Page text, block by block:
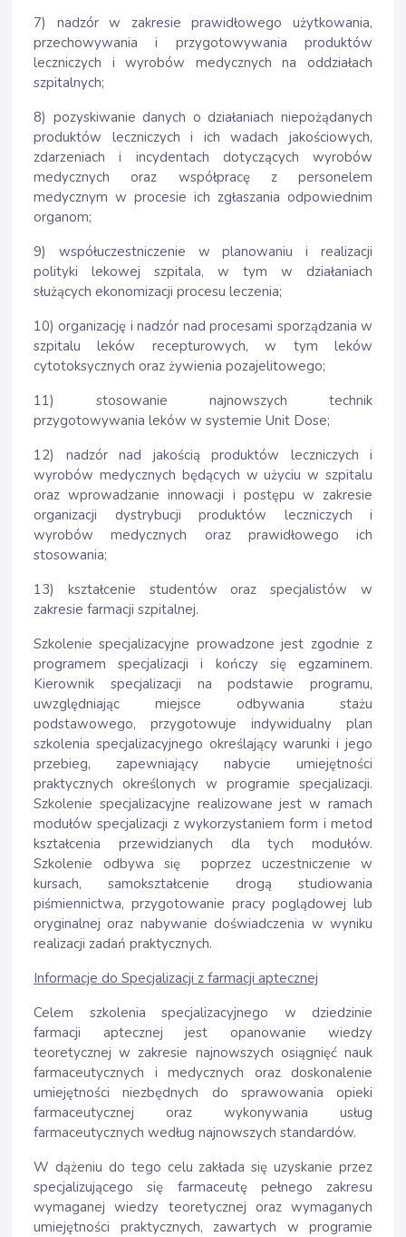
7) nadzór w zakresie prawidłowego użytkowania,
przechowywania i przygotowywania produktów
leczniczych i wyrobów medycznych na oddziałach
szpitalnych;
8) pozyskiwanie danych o działaniach niepożądanych
produktów leczniczych i ich wadach jakościowych,
zdarzeniach i incydentach dotyczących wyrobów
medycznych oraz współpracę z personelem
medycznym w procesie ich zgłaszania odpowiednim
organom;
9) współuczestniczenie w planowaniu i realizacji
polityki lekowej szpitala, w tym w działaniach
służących ekonomizacji procesu leczenia;
10) organizację i nadzór nad procesami sporządzania w
szpitalu leków recepturowych, w tym leków
cytotoksycznych oraz żywienia pozajelitowego;
11) stosowanie najnowszych technik
przygotowywania leków w systemie Unit Dose;
12) nadzór nad jakością produktów leczniczych i
wyrobów medycznych będących w użyciu w szpitalu
oraz wprowadzanie innowacji i postępu w zakresie
organizacji dystrybucji produktów leczniczych i
wyrobów medycznych oraz prawidłowego ich
stosowania;
13) kształcenie studentów oraz specjalistów w
zakresie farmacji szpitalnej.
Szkolenie specjalizacyjne prowadzone jest zgodnie z
programem specjalizacji i kończy się egzaminem.
Kierownik specjalizacji na podstawie programu,
uwzględniając miejsce odbywania stażu
podstawowego, przygotowuje indywidualny plan
szkolenia specjalizacyjnego określający warunki i jego
przebieg, zapewniający nabycie umiejętności
praktycznych określonych w programie specjalizacji.
Szkolenie specjalizacyjne realizowane jest w ramach
modułów specjalizacji z wykorzystaniem form i metod
kształcenia przewidzianych dla tych modułów.
Szkolenie odbywa się poprzez uczestniczenie w
kursach, samokształcenie drogą studiowania
piśmiennictwa, przygotowanie pracy poglądowej lub
oryginalnej oraz nabywanie doświadczenia w wyniku
realizacji zadań praktycznych.
Informacje do Specjalizacji z farmacji aptecznej
Celem szkolenia specjalizacyjnego w dziedzinie
farmacji aptecznej jest opanowanie wiedzy
teoretycznej w zakresie najnowszych osiągnięć nauk
farmaceutycznych i medycznych oraz doskonalenie
umiejętności niezbędnych do sprawowania opieki
farmaceutycznej oraz wykonywania usług
farmaceutycznych według najnowszych standardów.
W dążeniu do tego celu zakłada się uzyskanie przez
specjalizującego się farmaceutę pełnego zakresu
wymaganej wiedzy teoretycznej oraz wymaganych
umiejętności praktycznych, zawartych w programie